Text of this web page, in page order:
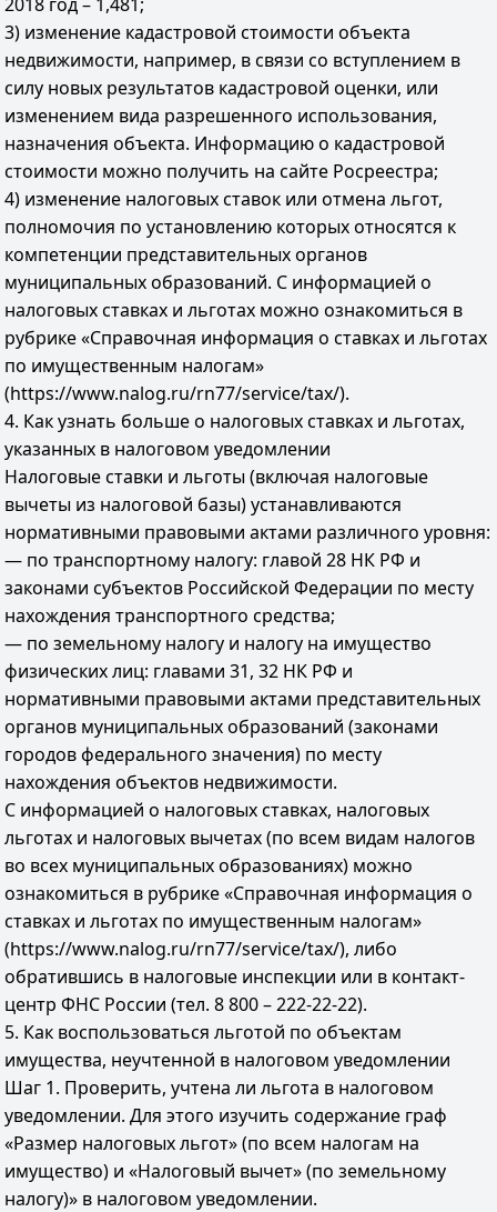
3) изменение кадастровой стоимости объекта
недвижимости, например, в связи со вступлением в
силу новых результатов кадастровой оценки, или
изменением вида разрешенного использования,
назначения объекта. Информацию о кадастровой
стоимости можно получить на сайте Росреестра;
4) изменение налоговых ставок или отмена льгот,
полномочия по установлению которых относятся к
компетенции представительных органов
муниципальных образований. С информацией о
налоговых ставках и льготах можно ознакомиться в
рубрике «Справочная информация о ставках и льготах
по имущественным налогам»
(https://www.nalog.ru/rn77/service/tax/).
4. Как узнать больше о налоговых ставках и льготах,
указанных в налоговом уведомлении
Налоговые ставки и льготы (включая налоговые
вычеты из налоговой базы) устанавливаются
нормативными правовыми актами различного уровня:
— по транспортному налогу: главой 28 НК РФ и
законами субъектов Российской Федерации по месту
нахождения транспортного средства;
— по земельному налогу и налогу на имущество
физических лиц: главами 31, 32 НК РФ и
нормативными правовыми актами представительных
органов муниципальных образований (законами
городов федерального значения) по месту
нахождения объектов недвижимости.
С информацией о налоговых ставках, налоговых
льготах и налоговых вычетах (по всем видам налогов
во всех муниципальных образованиях) можно
ознакомиться в рубрике «Справочная информация о
ставках и льготах по имущественным налогам»
(https://www.nalog.ru/rn77/service/tax/), либо
обратившись в налоговые инспекции или в контакт-
центр ФНС России (тел. 8 800 – 222-22-22).
5. Как воспользоваться льготой по объектам
имущества, неучтенной в налоговом уведомлении
Шаг 1. Проверить, учтена ли льгота в налоговом
уведомлении. Для этого изучить содержание граф
«Размер налоговых льгот» (по всем налогам на
имущество) и «Налоговый вычет» (по земельному
налогу)» в налоговом уведомлении.